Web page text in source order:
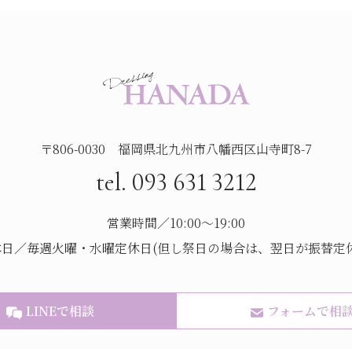
〒806-0030 福岡県北九州市八幡西区山寺町8-7
tel. 093 631 3212
営業時間／10:00～19:00
／毎週火曜・水曜定休日(但し祭日の場合は、翌日が振替定
LINEで相談 フォームで相